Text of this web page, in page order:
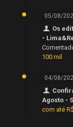
05/08/
Os
-
100 mil
04/08/
Agosto -
com até